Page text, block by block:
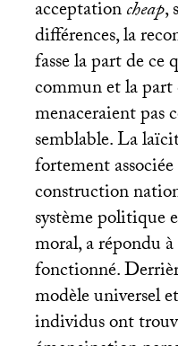
acceptationcheap,
différences, la
fasse la part de ce
commun et la
menaceraient pas
semblable. La
fortement
construction
système politique
moral, a répondu
fonctionné.
modèle universel
individus ont